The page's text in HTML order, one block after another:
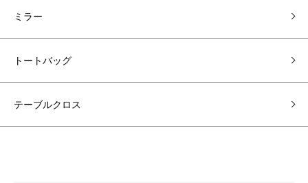
ミラー
トートバッグ
テーブルクロス